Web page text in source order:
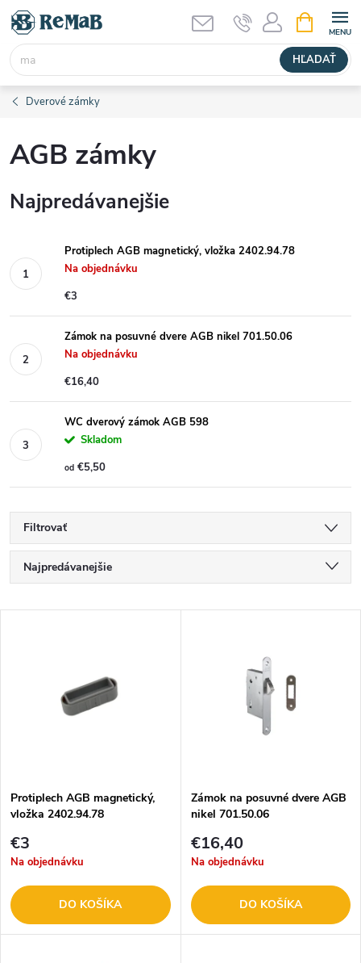
Prejsť
obsah
HĽADAŤ
KOŠÍK
Dverové zámky
AGB zámky
Najpredávanejšie
Protiplech AGB magnetický, vložka 2402.94.78
Na objednávku
€3
Zámok na posuvné dvere AGB nikel 701.50.06
Na objednávku
€16,40
WC dverový zámok AGB 598
Skladom
od €5,50
Filtrovať
R
a
e
p
r
o
Najpredávanejšie
s
p
r
o
Protiplech AGB magnetický,
vložka 2402.94.78
€3
Na objednávku
DO KOŠÍKA
Zámok na posuvné dvere AGB
nikel 701.50.06
€16,40
Na objednávku
DO KOŠÍKA